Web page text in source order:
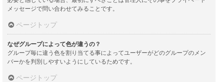
メッセージで問い合わせてみることです。
ページトップ
なぜグループによって色が違うの？
グループ毎に違う色を割り当てる事によってユーザーがどのグループのメン
バーかを判別しやすいようにしているためです。
ページトップ